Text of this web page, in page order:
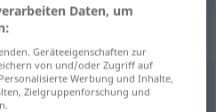
"überlasten"
,erschlagen
Daten, um
Geräteeigenschaften zur
von und/oder Zugriff auf
Werbung und Inhalte,
Zielgruppenforschung und